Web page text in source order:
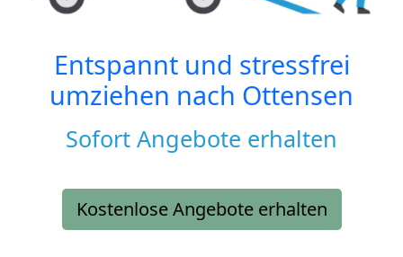
Entspannt und stressfrei
umziehen nach Ottensen
Sofort Angebote erhalten
Kostenlose Angebote erhalten